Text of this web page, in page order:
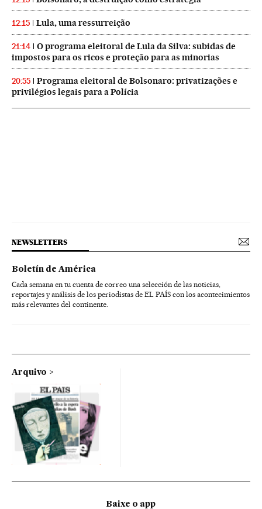
12:15 Lula, uma ressurreição
21:14
O programa eleitoral de Lula da Silva: subidas de
impostos para os ricos e proteção para as minorias
20:55
Programa eleitoral de Bolsonaro: privatizações e
privilégios legais para a Polícia
NEWSLETTERS
Boletín de América
Cada semana en tu cuenta de correo una selección de las noticias,
reportajes y análisis de los periodistas de EL PAÍS con los acontecimientos
más relevantes del continente.
Arquivo
Baixe o app